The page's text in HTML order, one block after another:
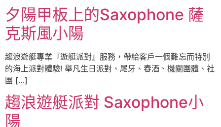
夕陽甲板上的Saxophone 薩
克斯風小陽
趨浪遊艇專業『遊艇派對』服務，帶給客戶一個難忘而特別
的海上派對體驗! 舉凡生日派對、尾牙、春酒、機關團體、社
團 […]
趨浪遊艇派對 Saxophone小
陽